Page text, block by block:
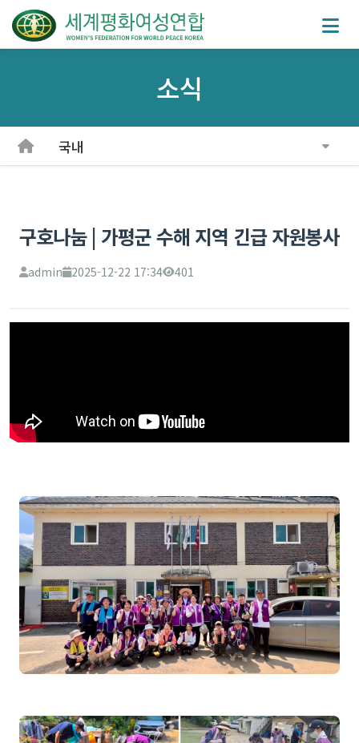
소식
국내
구호나눔 | 가평군 수해 지역 긴급 자원봉사
admin 2025-12-22 17:34 401